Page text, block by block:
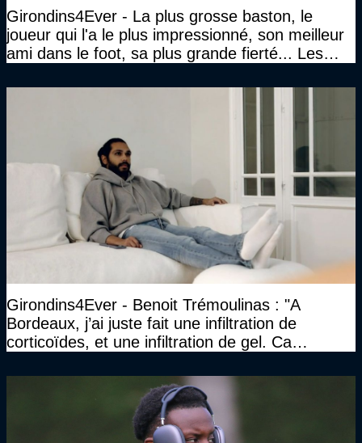
Girondins4Ever - La plus grosse baston, le
joueur qui l'a le plus impressionné, son meilleur
ami dans le foot, sa plus grande fierté... Les
Girondins4Ever - Benoit Trémoulinas : "A
Bordeaux, j’ai juste fait une infiltration de
corticoïdes, et une infiltration de gel. Ca